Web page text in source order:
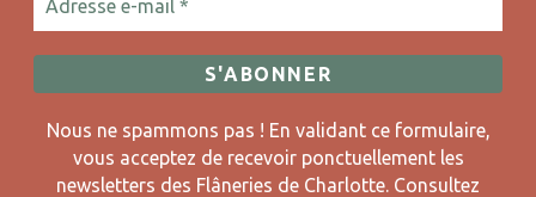
Nous ne spammons pas ! En validant ce formulaire,
vous acceptez de recevoir ponctuellement les
newsletters des Flâneries de Charlotte. Consultez